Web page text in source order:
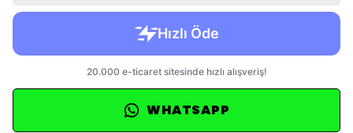
WHATSAPP